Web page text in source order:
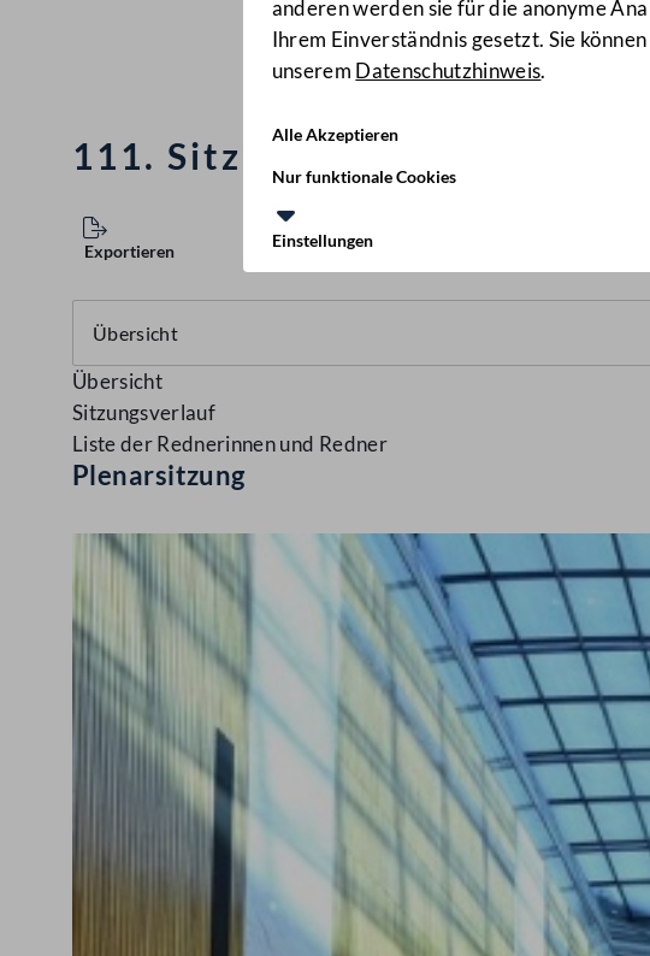
anderen werden sie für die anonyme
Ihrem Einverständnis gesetzt. Sie
unserem Datenschutzhinweis.
Alle Akzeptieren
Nur funktionale Cookies
Einstellungen
111. Sitzung des
Exportieren
Übersicht
Sitzungsverlauf
Liste der Rednerinnen und Redner
Plenarsitzung